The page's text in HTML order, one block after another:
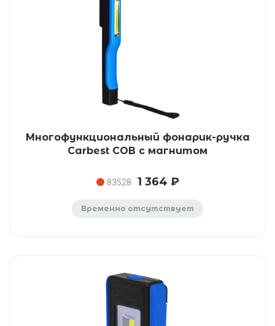
Многофункциональный фонарик-ручка
Carbest COB с магнитом
83528 1 364 ₽
Временно отсутствует